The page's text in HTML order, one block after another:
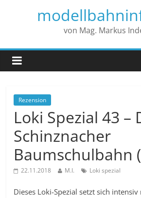
von Mag. Markus
Rezension
Loki Spezial 43 –
Schinznacher
Baumschulbahn
22.11.2018 M.I. Loki spezial
Dieses Loki-Spezial setzt sich